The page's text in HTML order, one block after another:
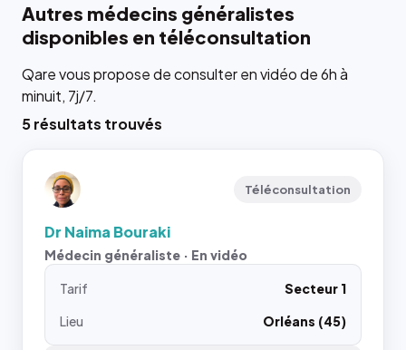
Autres médecins généralistes
disponibles en téléconsultation
Qare vous propose de consulter en vidéo de 6h à
minuit, 7j/7.
5 résultats trouvés
Téléconsultation
Dr Naima Bouraki
Médecin généraliste · En vidéo
Tarif
Secteur 1
Lieu
Orléans (45)